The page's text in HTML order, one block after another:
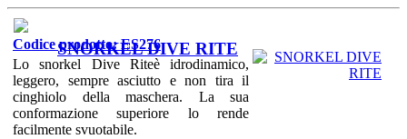
SNORKEL DIVE RITE
Codice prodotto: ES276
Lo snorkel Dive Riteè idrodinamico,
leggero, sempre asciutto e non tira il
cinghiolo della maschera. La sua
conformazione superiore lo rende
facilmente svuotabile.